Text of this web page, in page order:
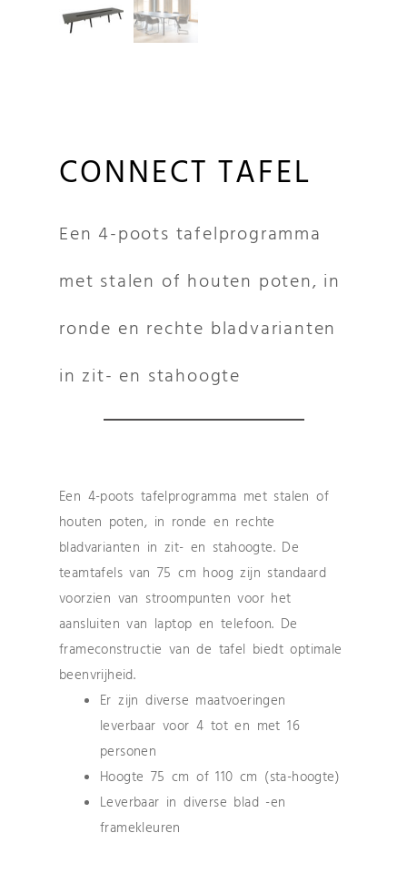
CONNECT TAFEL
Een 4-poots tafelprogramma
met stalen of houten poten, in
ronde en rechte bladvarianten
in zit- en stahoogte
Een 4-poots tafelprogramma met stalen of
houten poten, in ronde en rechte
bladvarianten in zit- en stahoogte. De
teamtafels van 75 cm hoog zijn standaard
voorzien van stroompunten voor het
aansluiten van laptop en telefoon. De
frameconstructie van de tafel biedt optimale
beenvrijheid.
Er zijn diverse maatvoeringen
leverbaar voor 4 tot en met 16
personen
Hoogte 75 cm of 110 cm (sta-hoogte)
Leverbaar in diverse blad -en
framekleuren